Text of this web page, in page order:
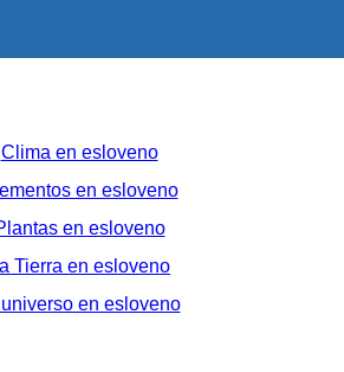
Clima en esloveno
en esloveno
en esloveno
Tierra en esloveno
en esloveno